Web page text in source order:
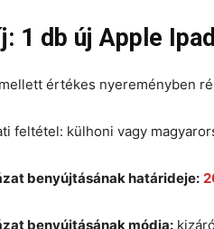
1 db új Apple
értékes nyereményben
feltétel: külhoni vagy
benyújtásának határideje:
benyújtásának módja: